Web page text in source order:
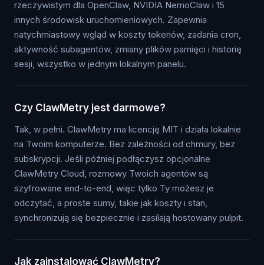
rzeczywistym dla OpenClaw, NVIDIA NemoClaw i 15
innych środowisk uruchomieniowych. Zapewnia
natychmiastowy wgląd w koszty tokenów, zadania cron,
aktywność subagentów, zmiany plików pamięci i historię
sesji, wszystko w jednym lokalnym panelu.
Czy ClawMetry jest darmowe?
Tak, w pełni. ClawMetry ma licencję MIT i działa lokalnie
na Twoim komputerze. Bez zależności od chmury, bez
subskrypcji. Jeśli później podłączysz opcjonalne
ClawMetry Cloud, rozmowy Twoich agentów są
szyfrowane end-to-end, więc tylko Ty możesz je
odczytać, a proste sumy, takie jak koszty i stan,
synchronizują się bezpiecznie i zasilają hostowany pulpit.
Jak zainstalować ClawMetry?